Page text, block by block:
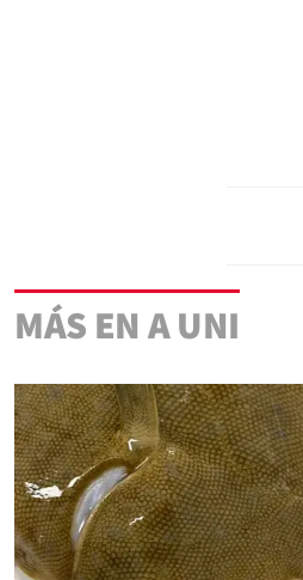
MÁS EN A UNI